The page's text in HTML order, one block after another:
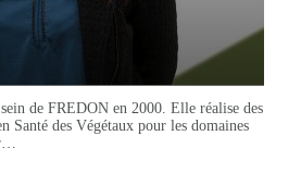
de FREDON en 2000. Elle réalise des
Santé des Végétaux pour les domaines